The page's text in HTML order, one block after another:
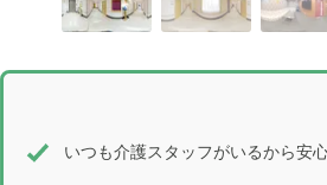
いつも介護スタッフがいるから安